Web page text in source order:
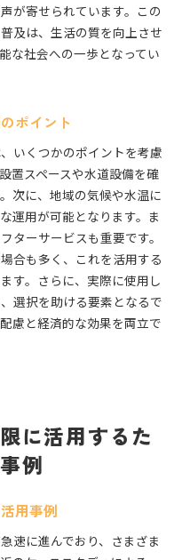
トの効果的な活用法
成功要因を探る
が目指す未来像
キュートの役割
球温暖化対策を推進
県の環境を守る
エコキュートで支える
岡県の新しい環境政策
が寄せられています。この
及は、生活の質を向上させ
な社会への一歩となってい
ポイント
いくつかのポイントを考慮
置スペースや水道設備を確
次に、地域の気候や水温に
運用が可能となります。ま
ターサービスも重要です。
合も多く、これを活用する
す。さらに、実際に使用し
選択を助ける要素となるで
慮と経済的な効果を両立で
に活用するた
例
用事例
速に進んでおり、さまざま